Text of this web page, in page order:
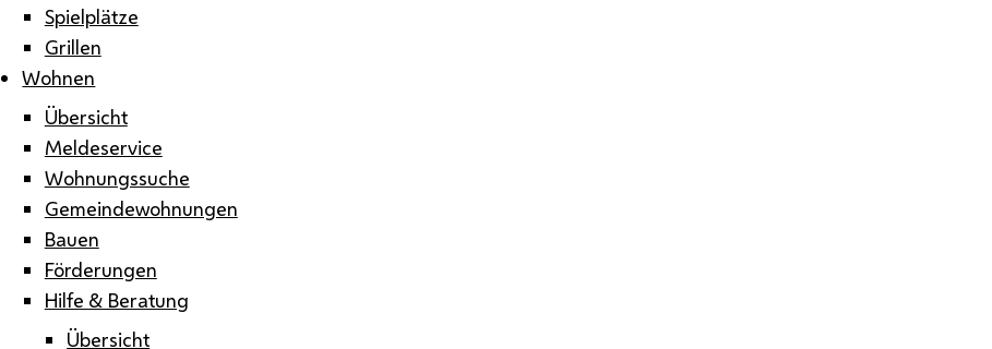
Spielplätze
Grillen
Wohnen
Übersicht
Meldeservice
Wohnungssuche
Gemeindewohnungen
Bauen
Förderungen
Hilfe & Beratung
Übersicht